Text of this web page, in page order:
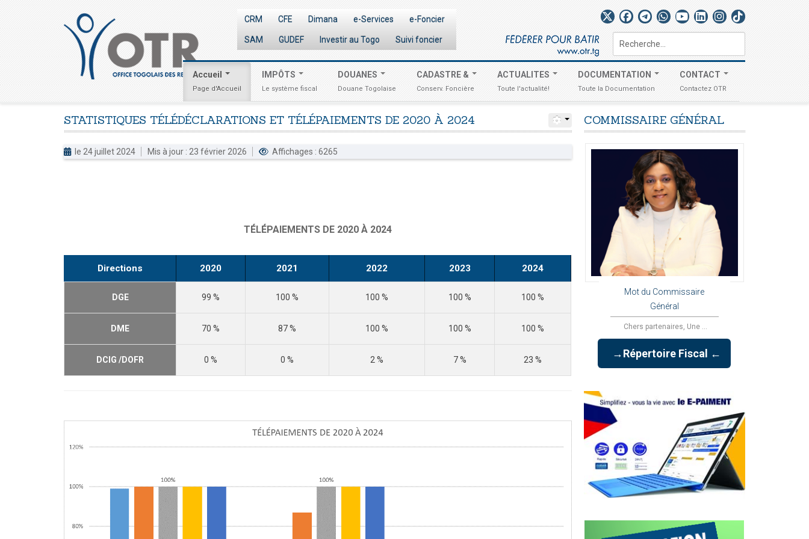
CRM CFE Dimana e-Services e-Foncier
SAM GUDEF Investir au Togo Suivi foncier Rechercher
Accueil
Page d'Accueil
IMPÔTS
Le système fiscal
DOUANES
Douane Togolaise
CADASTRE &
Conserv. Foncière
ACTUALITES
Toute l'actualité!
DOCUMENTATION
Toute la Documentation
CONTACT
Contactez OTR
STATISTIQUES TÉLÉDÉCLARATIONS ET TÉLÉPAIEMENTS DE 2020 À 2024
le 24 juillet 2024 Mis à jour : 23 février 2026 Affichages : 6265
TÉLÉPAIEMENTS DE 2020 À 2024
Directions 2020 2021 2022 2023 2024
DGE 99 % 100 % 100 % 100 % 100 %
DME 70 % 87 % 100 % 100 % 100 %
DCIG /DOFR 0 % 0 % 2 % 7 % 23 %
COMMISSAIRE GÉNÉRAL
Mot du Commissaire
Général
Chers partenaires, Une ...
→Répertoire Fiscal ←